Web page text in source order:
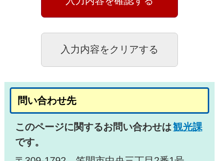
問い合わせ先
このページに関するお問い合わせは観光課
です。